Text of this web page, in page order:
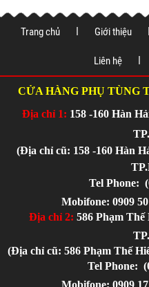
Trang chủ Giới thiệu
Liên hệ
CỬA HÀNG PHỤ TÙNG
Địa chỉ 1: 158 -160 Hàn
(Địa chỉ cũ: 158 -160 Hàn
Tel Phone:
Mobifone: 0909
Địa chỉ 2: 586 Phạm
(Địa chỉ cũ: 586 Phạm Thế
Tel Phone: